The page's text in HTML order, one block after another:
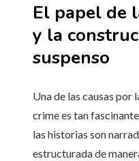
El papel de
y la
suspenso
Una de las causas por
crime es tan
las historias son
estructurada de